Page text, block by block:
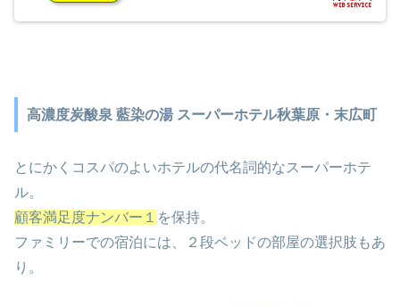
高濃度炭酸泉 藍染の湯 スーパーホテル秋葉原・末広町
とにかくコスパのよいホテルの代名詞的なスーパーホテ
ル。
顧客満足度ナンバー１ を保持。
ファミリーでの宿泊には、２段ベッドの部屋の選択肢もあ
り。